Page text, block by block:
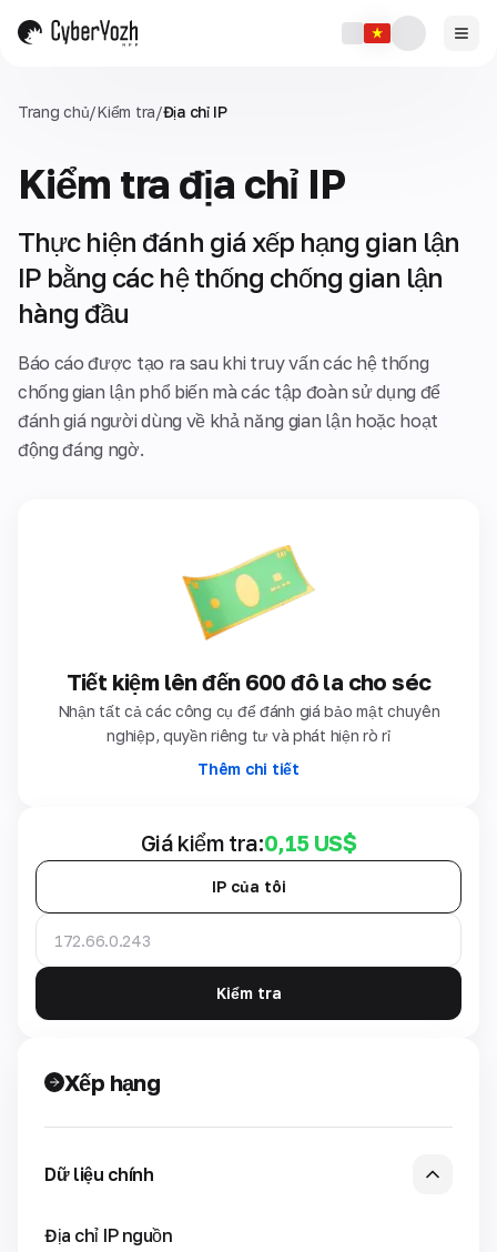
Trang chủ/Kiểm tra/Địa chỉ IP
Kiểm tra địa chỉ IP
Thực hiện đánh giá xếp hạng gian lận
IP bằng các hệ thống chống gian lận
hàng đầu
Báo cáo được tạo ra sau khi truy vấn các hệ thống
chống gian lận phổ biến mà các tập đoàn sử dụng để
đánh giá người dùng về khả năng gian lận hoặc hoạt
động đáng ngờ.
Tiết kiệm lên đến 600 đô la cho séc
Nhận tất cả các công cụ để đánh giá bảo mật chuyên
nghiệp, quyền riêng tư và phát hiện rò rỉ
Thêm chi tiết
Giá kiểm tra:0,15 US$
IP của tôi
Kiểm tra
Xếp hạng
Dữ liệu chính
Địa chỉ IP nguồn